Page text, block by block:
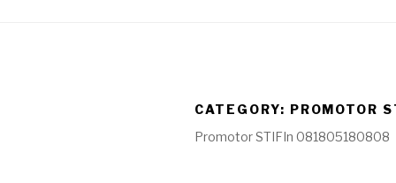
CATEGORY: PROMOTOR
Promotor STIFIn 081805180808